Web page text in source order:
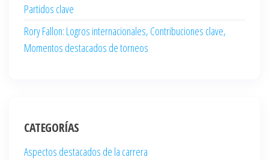
Partidos clave
Rory Fallon: Logros internacionales, Contribuciones clave,
Momentos destacados de torneos
CATEGORÍAS
Aspectos destacados de la carrera